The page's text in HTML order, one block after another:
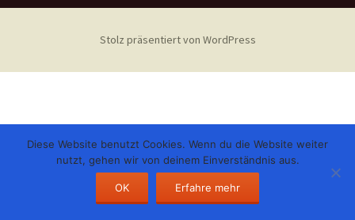
Stolz präsentiert von WordPress
Diese Website benutzt Cookies. Wenn du die Website weiter
nutzt, gehen wir von deinem Einverständnis aus.
OK Erfahre mehr